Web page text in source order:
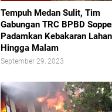
Tempuh Medan Sulit, Tim
Gabungan TRC BPBD
Padamkan Kebakaran Lahan
Hingga Malam
September 29, 2023